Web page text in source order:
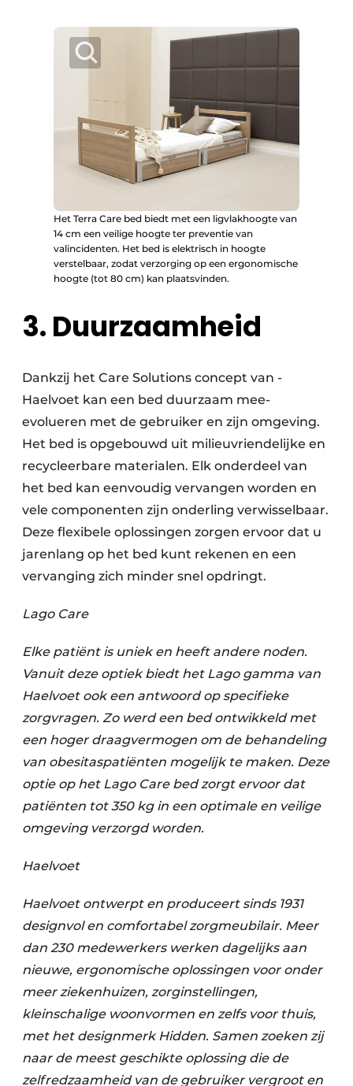
Het Terra Care bed biedt met een ligvlakhoogte van
14 cm een veilige hoogte ter preventie van
valincidenten. Het bed is elektrisch in hoogte
verstelbaar, zodat verzorging op een ergonomische
hoogte (tot 80 cm) kan plaatsvinden.
3. Duurzaamheid
Dankzij het Care Solutions concept van ­
Haelvoet kan een bed duurzaam mee-
evolueren met de gebruiker en zijn omgeving.
Het bed is opgebouwd uit milieuvriendelijke en
recycleerbare materialen. Elk onderdeel van
het bed kan eenvoudig vervangen worden en
vele componenten zijn onderling verwisselbaar.
Deze flexibele oplossingen zorgen ervoor dat u
jarenlang op het bed kunt rekenen en een
vervanging zich minder snel opdringt.
Lago Care
Elke patiënt is uniek en heeft andere noden.
Vanuit deze optiek biedt het Lago gamma van
Haelvoet ook een antwoord op specifieke
zorgvragen. Zo werd een bed ontwikkeld met
een hoger draagvermogen om de behandeling
van obesitaspatiënten mogelijk te maken. Deze
optie op het Lago Care bed zorgt ervoor dat
patiënten tot 350 kg in een optimale en veilige
omgeving verzorgd worden.
Haelvoet
Haelvoet ontwerpt en produceert sinds 1931
designvol en comfortabel zorgmeubilair. Meer
dan 230 medewerkers werken dagelijks aan
nieuwe, ergonomische oplossingen voor onder
meer ziekenhuizen, zorginstellingen,
kleinschalige woonvormen en zelfs voor thuis,
met het designmerk Hidden. Samen zoeken zij
naar de meest geschikte oplossing die de
zelfredzaamheid van de gebruiker vergroot en